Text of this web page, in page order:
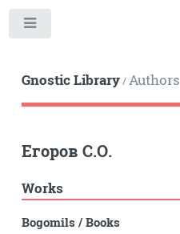
Gnostic Library/Authors
Егоров С.О.
Works
Bogomils/Books